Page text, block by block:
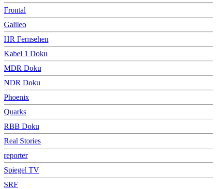
Frontal
Galileo
HR Fernsehen
Kabel 1 Doku
MDR Doku
NDR Doku
Phoenix
Quarks
RBB Doku
Real Stories
reporter
Spiegel TV
SRF